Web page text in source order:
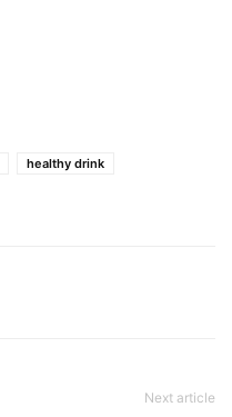
healthy drink
Next article